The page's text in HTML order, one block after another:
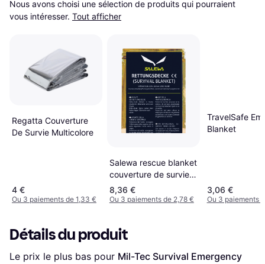
Nous avons choisi une sélection de produits qui pourraient
vous intéresser. Tout afficher
Regatta Couverture
De Survie Multicolore
4 €
Ou 3 paiements de 1,33 €
Salewa rescue blanket
couverture de survie
or 00-
0000002380_999
8,36 €
Ou 3 paiements de 2,78 €
TravelSafe
Blanket
3,06 €
Ou 3 paiements
Détails du produit
Le prix le plus bas pour Mil-Tec Survival Emergency